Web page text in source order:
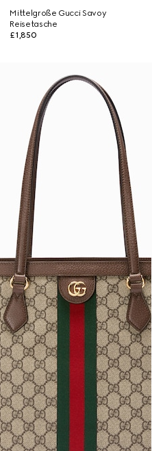
Mittelgroße Gucci Savoy
Reisetasche
£1,850